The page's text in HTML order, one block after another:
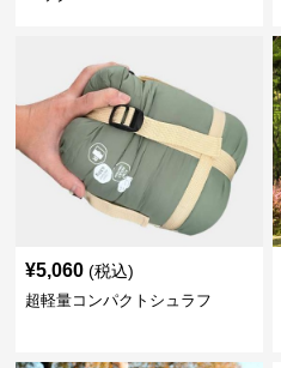
¥5,060 (税込)
超軽量コンパクトシュラフ